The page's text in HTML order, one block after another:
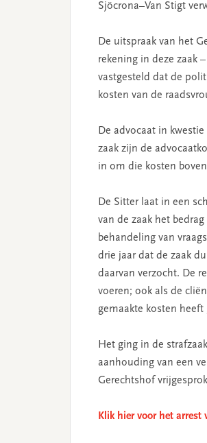
Sjöcrona–Van Stigt
De uitspraak van het
rekening in deze zaak
vastgesteld dat de
kosten van de
De advocaat in
zaak zijn de
in om die kosten
De Sitter laat in een
van de zaak het
behandeling van
drie jaar dat de zaak
daarvan verzocht. De
voeren; ook als de
gemaakte kosten
Het ging in de
aanhouding van een
Gerechtshof
Klik hier voor het arrest